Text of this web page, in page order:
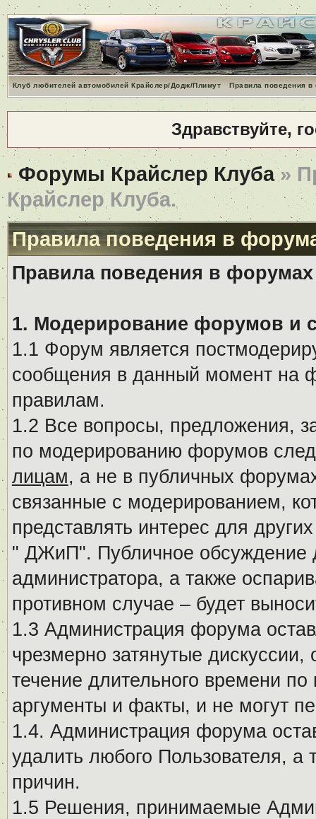
Клуб любителей автомобилей Крайслер/Додж/Плимут Правила поведения
Здравствуйте,
Форумы Крайслер Клуба»
Крайслер Клуба.
Правила поведения в
Правила поведения в
1. Модерирование форумов и
1.1 Форум является
сообщения в данный момент на
правилам.
1.2 Все вопросы, предложения,
по модерированию форумов
лицам, а не в публичных
связанные с модерированием,
представлять интерес для
" ДЖиП". Публичное обсуждение
администратора, а также
противном случае – будет
1.3 Администрация форума
чрезмерно затянутые
течение длительного времени
аргументы и факты, и не могут
1.4. Администрация форума
удалить любого Пользователя, а
причин.
1.5 Решения, принимаемые